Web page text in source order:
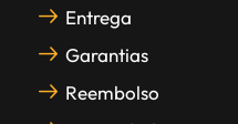
Entrega
Garantias
Reembolso